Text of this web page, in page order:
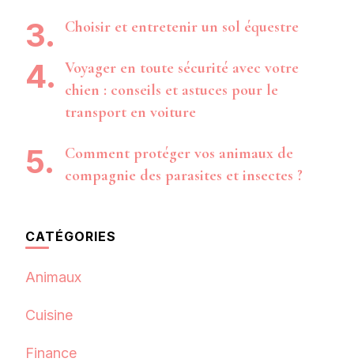
Choisir et entretenir un sol équestre
Voyager en toute sécurité avec votre
chien : conseils et astuces pour le
transport en voiture
Comment protéger vos animaux de
compagnie des parasites et insectes ?
CATÉGORIES
Animaux
Cuisine
Finance